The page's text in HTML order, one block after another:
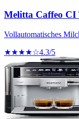
Melitta Caffeo CI
Vollautomatisches
★★★★☆4.3/5